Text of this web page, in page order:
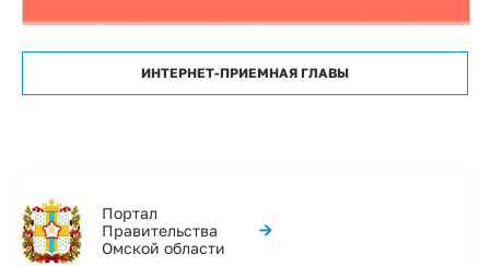
ИНТЕРНЕТ-ПРИЕМНАЯ ГЛАВЫ
Портал
Правительства
Омской области
→